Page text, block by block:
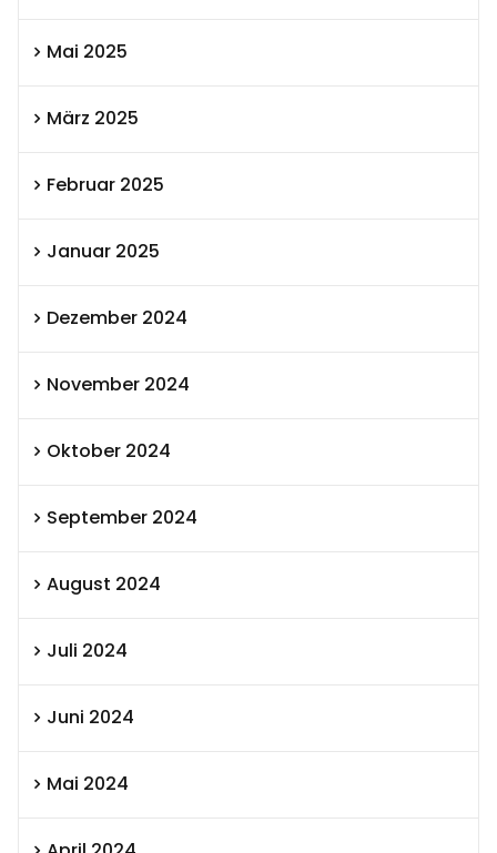
Mai 2025
März 2025
Februar 2025
Januar 2025
Dezember 2024
November 2024
Oktober 2024
September 2024
August 2024
Juli 2024
Juni 2024
Mai 2024